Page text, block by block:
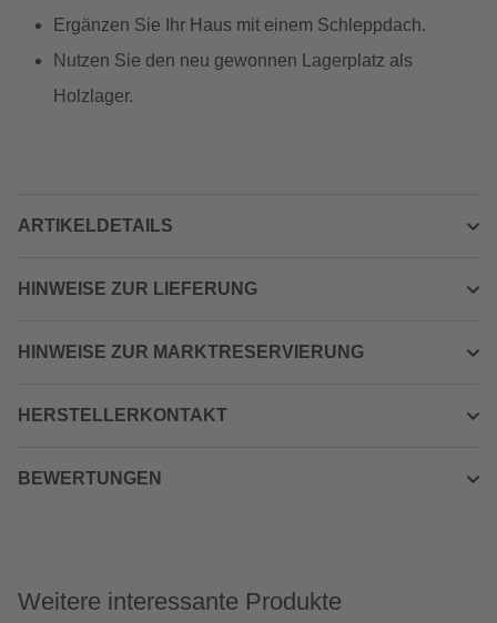
Ergänzen Sie Ihr Haus mit einem Schleppdach.
Nutzen Sie den neu gewonnen Lagerplatz als
Holzlager.
ARTIKELDETAILS
HINWEISE ZUR LIEFERUNG
HINWEISE ZUR MARKTRESERVIERUNG
HERSTELLERKONTAKT
BEWERTUNGEN
Weitere interessante Produkte